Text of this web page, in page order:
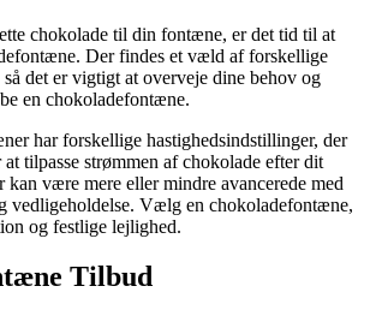
chokolade til din fontæne, er det tid til at
Der findes et væld af forskellige
det er vigtigt at overveje dine behov og
en chokoladefontæne.
har forskellige hastighedsindstillinger, der
tilpasse strømmen af chokolade efter dit
kan være mere eller mindre avancerede med
vedligeholdelse. Vælg en chokoladefontæne,
og festlige lejlighed.
Tilbud